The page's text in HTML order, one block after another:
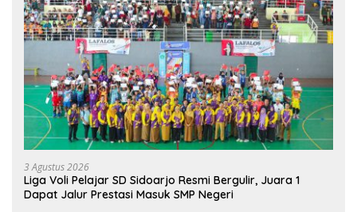
3 Agustus 2026
Liga Voli Pelajar SD Sidoarjo Resmi Bergulir, Juara 1
Dapat Jalur Prestasi Masuk SMP Negeri